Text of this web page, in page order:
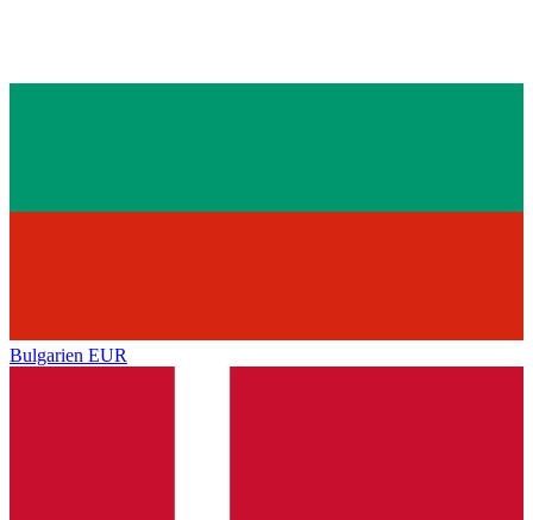
Bulgarien EUR